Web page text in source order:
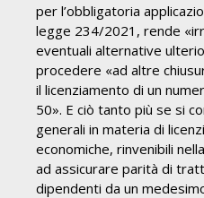
per l’obbligatoria
legge 234/2021, rende
eventuali alternative
procedere «ad altre
il licenziamento di un
50». E ciò tanto più se si
generali in materia di
economiche, rinvenibili
ad assicurare parità di
dipendenti da un